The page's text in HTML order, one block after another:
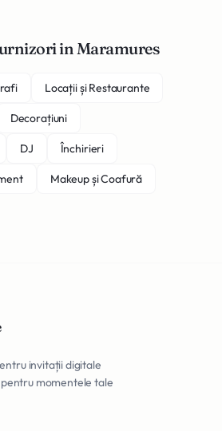
in Maramures
Locații și Restaurante
Decorațiuni
DJ Închirieri
Makeup și Coafură
invitații digitale
momentele tale